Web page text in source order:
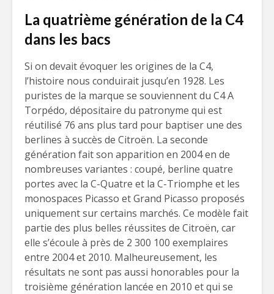
La quatrième génération de la C4
dans les bacs
Si on devait évoquer les origines de la C4,
l’histoire nous conduirait jusqu’en 1928. Les
puristes de la marque se souviennent du C4 A
Torpédo, dépositaire du patronyme qui est
réutilisé 76 ans plus tard pour baptiser une des
berlines à succès de Citroën. La seconde
génération fait son apparition en 2004 en de
nombreuses variantes : coupé, berline quatre
portes avec la C-Quatre et la C-Triomphe et les
monospaces Picasso et Grand Picasso proposés
uniquement sur certains marchés. Ce modèle fait
partie des plus belles réussites de Citroën, car
elle s’écoule à près de 2 300 100 exemplaires
entre 2004 et 2010. Malheureusement, les
résultats ne sont pas aussi honorables pour la
troisième génération lancée en 2010 et qui se